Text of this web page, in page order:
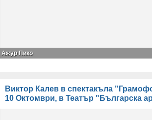
Ажур Пико
Виктор Калев в спектакъла
10 Октомври, в Театър "Българска